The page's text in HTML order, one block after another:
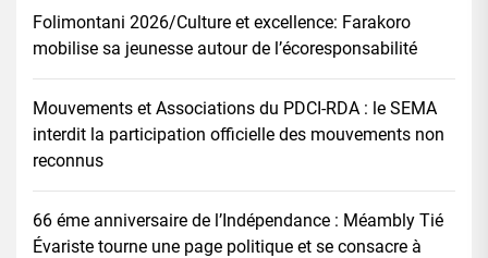
Folimontani 2026/Culture et excellence: Farakoro
mobilise sa jeunesse autour de l’écoresponsabilité
Mouvements et Associations du PDCI-RDA : le SEMA
interdit la participation officielle des mouvements non
reconnus
66 éme anniversaire de l’Indépendance : Méambly Tié
Évariste tourne une page politique et se consacre à